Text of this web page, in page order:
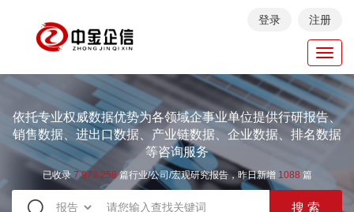
登录 注册
依托专业权威数据优势为各领域企事业单位提供行研报告、
销售数据、进出口数据、产业链数据、企业数据、排名数据
等咨询服务
已收录7.973.258篇行业/公司/宏观研究报告，昨日新增 1088 篇